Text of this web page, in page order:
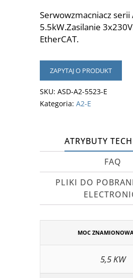
Serwowzmacniacz serii
5.5kW.Zasilanie
EtherCAT.
ZAPYTAJ O PRODUKT
SKU: ASD-A2-5523-E
Kategoria: A2-E
ATRYBUTY
FAQ
PLIKI DO
MOC
5,5 KW